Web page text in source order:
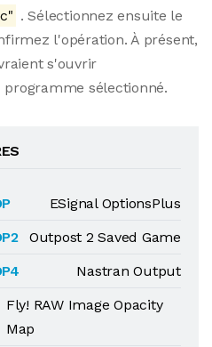
. Sélectionnez ensuite le
l'opération. À présent,
s'ouvrir
sélectionné.
ESignal OptionsPlus
Outpost 2 Saved Game
Nastran Output
Fly! RAW Image Opacity
Map